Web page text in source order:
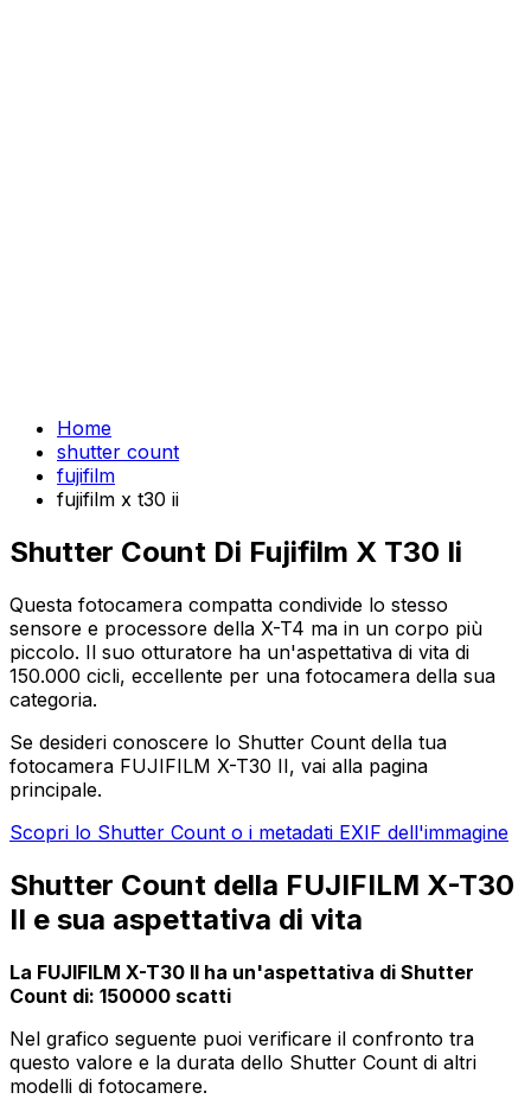
Home
shutter count
fujifilm
fujifilm x t30 ii
Shutter Count Di Fujifilm X T30 Ii
Questa fotocamera compatta condivide lo stesso
sensore e processore della X-T4 ma in un corpo più
piccolo. Il suo otturatore ha un'aspettativa di vita di
150.000 cicli, eccellente per una fotocamera della sua
categoria.
Se desideri conoscere lo Shutter Count della tua
fotocamera FUJIFILM X-T30 II, vai alla pagina
principale.
Scopri lo Shutter Count o i metadati EXIF dell'immagine
Shutter Count della FUJIFILM X-T30
II e sua aspettativa di vita
La FUJIFILM X-T30 II ha un'aspettativa di Shutter
Count di: 150000 scatti
Nel grafico seguente puoi verificare il confronto tra
questo valore e la durata dello Shutter Count di altri
modelli di fotocamere.